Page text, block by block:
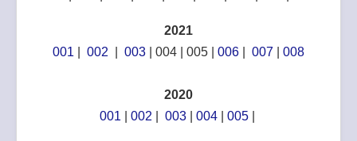
2021
001
002 003 | 004 | 005 | 006 007 008
2020
001
002 003| 004| 005|